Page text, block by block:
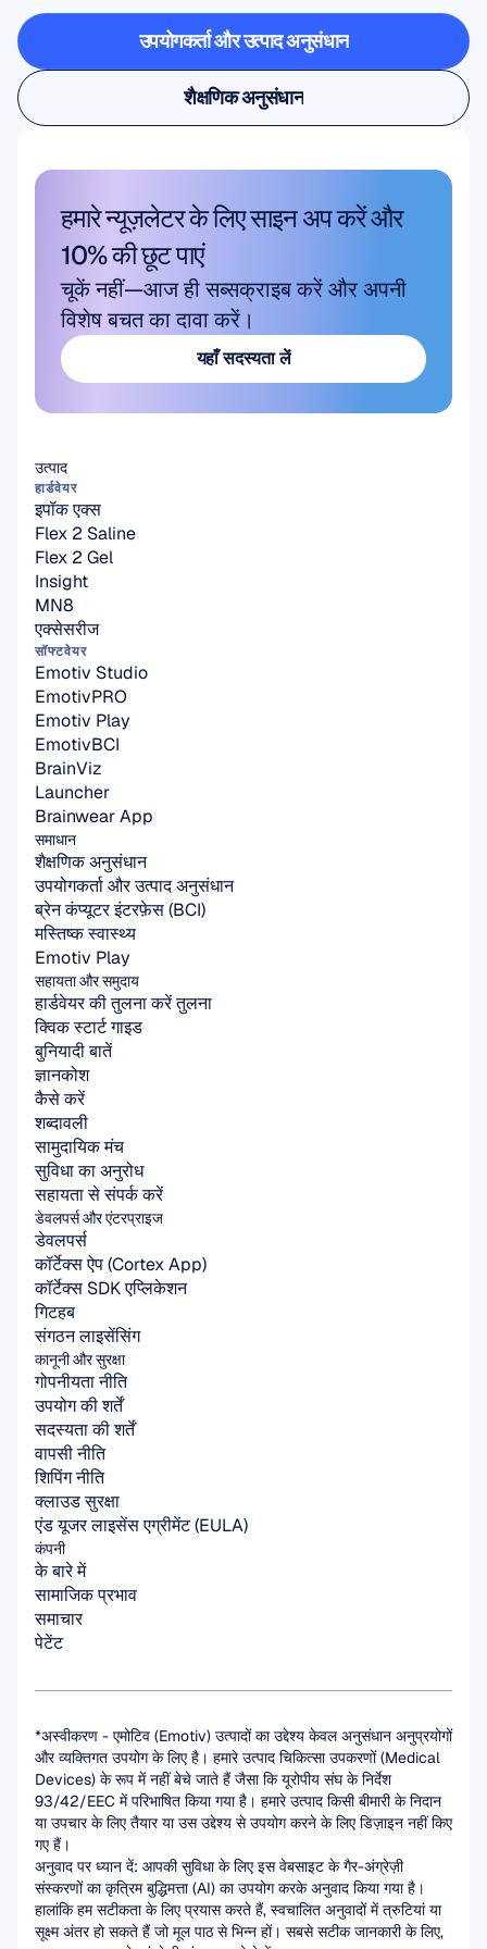
उपयोगकर्ता और उत्पाद अनुसंधान
उपयोगकर्ता और उत्पाद अनुसंधान
शैक्षणिक अनुसंधान
शैक्षणिक अनुसंधान
हमारे न्यूज़लेटर के लिए साइन अप करें और
10% की छूट पाएं
चूकें नहीं—आज ही सब्सक्राइब करें और अपनी
विशेष बचत का दावा करें।
यहाँ सदस्यता लें
समाधान
शैक्षणिक अनुसंधान
उपयोगकर्ता और उत्पाद अनुसंधान
ब्रेन कंप्यूटर इंटरफ़ेस (BCI)
मस्तिष्क स्वास्थ्य
Emotiv Play
उत्पाद
हार्डवेयर
इपॉक एक्स
Flex 2 Saline
Flex 2 Gel
Insight
MN8
एक्सेसरीज
सॉफ्टवेयर
Emotiv Studio
EmotivPRO
Emotiv Play
EmotivBCI
BrainViz
Launcher
Brainwear App
सहायता और समुदाय
हार्डवेयर की तुलना करें तुलना
क्विक स्टार्ट गाइड
बुनियादी बातें
ज्ञानकोश
कैसे करें
शब्दावली
सामुदायिक मंच
सुविधा का अनुरोध
सहायता से संपर्क करें
डेवलपर्स और एंटरप्राइज
डेवलपर्स
कॉर्टेक्स ऐप (Cortex App)
कॉर्टेक्स SDK एप्लिकेशन
गिटहब
संगठन लाइसेंसिंग
कंपनी
के बारे में
सामाजिक प्रभाव
समाचार
पेटेंट
कानूनी और सुरक्षा
गोपनीयता नीति
उपयोग की शर्तें
सदस्यता की शर्तें
वापसी नीति
शिपिंग नीति
क्लाउड सुरक्षा
एंड यूजर लाइसेंस एग्रीमेंट (EULA)
*अस्वीकरण - एमोटिव (Emotiv) उत्पादों का उद्देश्य केवल अनुसंधान अनुप्रयोगों
और व्यक्तिगत उपयोग के लिए है। हमारे उत्पाद चिकित्सा उपकरणों (Medical
Devices) के रूप में नहीं बेचे जाते हैं जैसा कि यूरोपीय संघ के निर्देश
93/42/EEC में परिभाषित किया गया है। हमारे उत्पाद किसी बीमारी के निदान
या उपचार के लिए तैयार या उस उद्देश्य से उपयोग करने के लिए डिज़ाइन नहीं किए
गए हैं।
अनुवाद पर ध्यान दें: आपकी सुविधा के लिए इस वेबसाइट के गैर-अंग्रेज़ी
संस्करणों का कृत्रिम बुद्धिमत्ता (AI) का उपयोग करके अनुवाद किया गया है।
हालांकि हम सटीकता के लिए प्रयास करते हैं, स्वचालित अनुवादों में त्रुटियां या
सूक्ष्म अंतर हो सकते हैं जो मूल पाठ से भिन्न हों। सबसे सटीक जानकारी के लिए,